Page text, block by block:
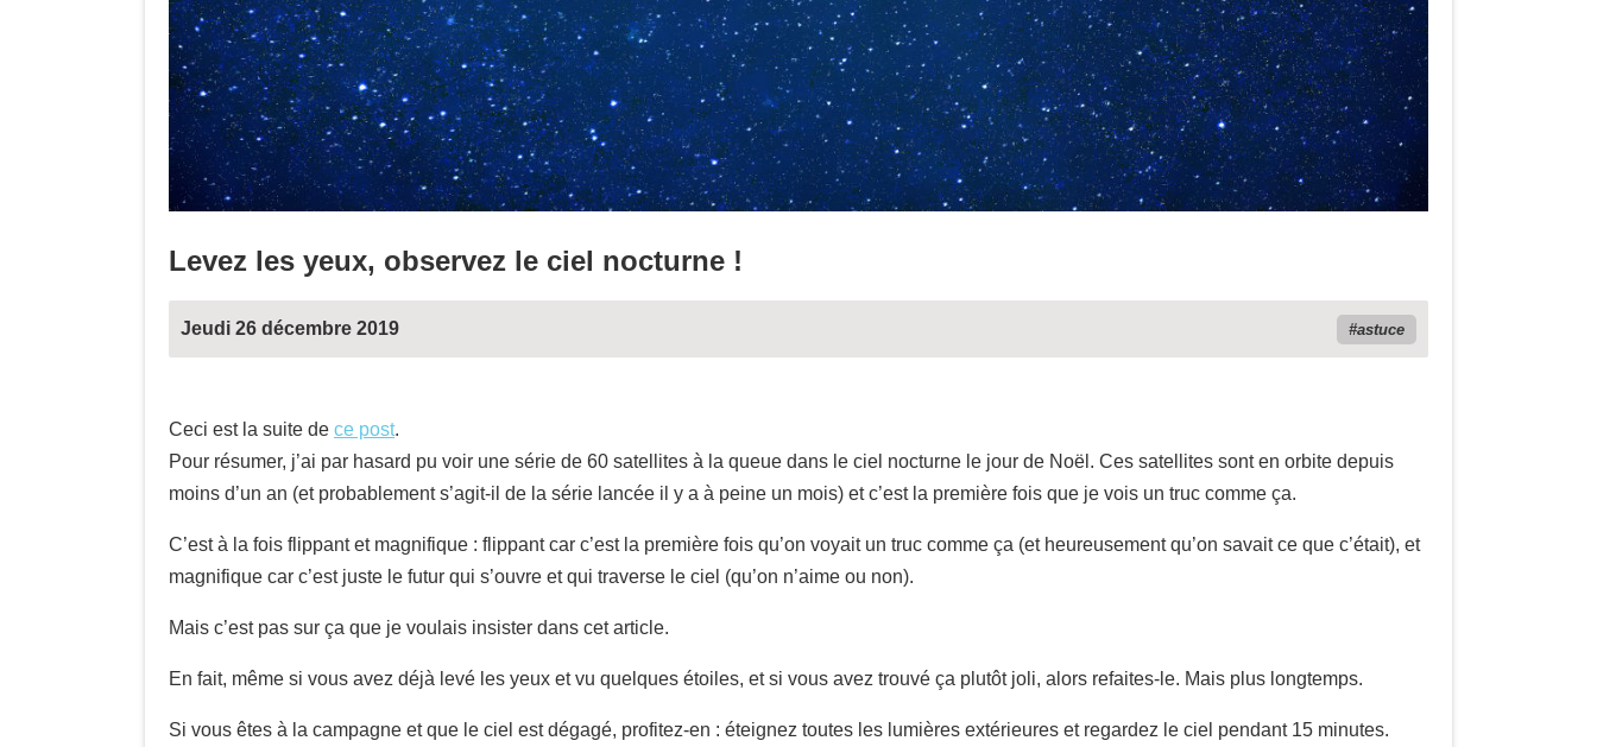
Levez les yeux, observez le ciel nocturne !
Jeudi 26 décembre 2019 astuce
Ceci est la suite de ce post.
Pour résumer, j’ai par hasard pu voir une série de 60 satellites à la queue dans le ciel nocturne le jour de Noël. Ces satellites sont en orbite depuis
moins d’un an (et probablement s’agit-il de la série lancée il y a à peine un mois) et c’est la première fois que je vois un truc comme ça.
C’est à la fois flippant et magnifique : flippant car c’est la première fois qu’on voyait un truc comme ça (et heureusement qu’on savait ce que c’était), et
magnifique car c’est juste le futur qui s’ouvre et qui traverse le ciel (qu’on n’aime ou non).
Mais c’est pas sur ça que je voulais insister dans cet article.
En fait, même si vous avez déjà levé les yeux et vu quelques étoiles, et si vous avez trouvé ça plutôt joli, alors refaites-le. Mais plus longtemps.
Si vous êtes à la campagne et que le ciel est dégagé, profitez-en : éteignez toutes les lumières extérieures et regardez le ciel pendant 15 minutes.